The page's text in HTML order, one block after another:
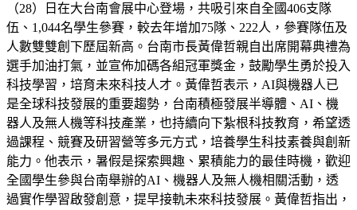
（28）日在大台南會展中心登場，共吸引來自全國406支隊
伍、1,044名學生參賽，較去年增加75隊、222人，參賽隊伍及
人數雙雙創下歷屆新高。台南市長黃偉哲親自出席開幕典禮為
選手加油打氣，並宣佈加碼各組冠軍獎金，鼓勵學生勇於投入
科技學習，培育未來科技人才。黃偉哲表示，AI與機器人已
是全球科技發展的重要趨勢，台南積極發展半導體、AI、機
器人及無人機等科技產業，也持續向下紮根科技教育，希望透
過課程、競賽及研習營等多元方式，培養學生科技素養與創新
能力。他表示，暑假是探索興趣、累積能力的最佳時機，歡迎
全國學生參與台南舉辦的AI、機器人及無人機相關活動，透
過實作學習啟發創意，提早接軌未來科技發展。黃偉哲指出，